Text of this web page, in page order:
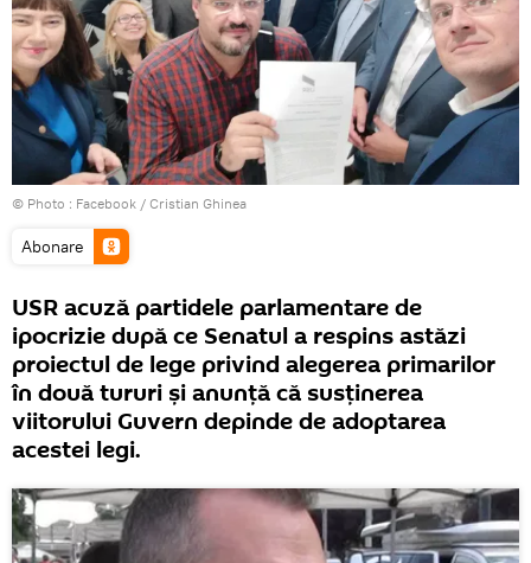
© Photo : Facebook / Cristian Ghinea
Abonare
USR acuză partidele parlamentare de
ipocrizie după ce Senatul a respins astăzi
proiectul de lege privind alegerea primarilor
în două tururi și anunță că susținerea
viitorului Guvern depinde de adoptarea
acestei legi.